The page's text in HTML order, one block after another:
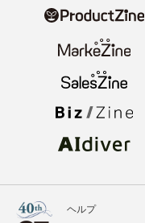
ヘルプ